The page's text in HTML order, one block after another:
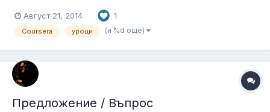
звукозаписната и озвучителната техника. Предполагам, че
ще е полезен за начинаещите. Курсът, разбира се, е на
Август 21, 2014 1
Coursera уроци (и %d още)
Предложение / Въпрос